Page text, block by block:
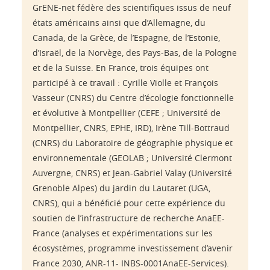
GrENE-net fédère des scientifiques issus de neuf
états américains ainsi que d’Allemagne, du
Canada, de la Grèce, de l’Espagne, de l’Estonie,
d’Israël, de la Norvège, des Pays-Bas, de la Pologne
et de la Suisse. En France, trois équipes ont
participé à ce travail : Cyrille Violle et François
Vasseur (CNRS) du Centre d’écologie fonctionnelle
et évolutive à Montpellier (CEFE ; Université de
Montpellier, CNRS, EPHE, IRD), Irène Till-Bottraud
(CNRS) du Laboratoire de géographie physique et
environnementale (GEOLAB ; Université Clermont
Auvergne, CNRS) et Jean-Gabriel Valay (Université
Grenoble Alpes) du jardin du Lautaret (UGA,
CNRS), qui a bénéficié pour cette expérience du
soutien de l’infrastructure de recherche AnaEE-
France (analyses et expérimentations sur les
écosystèmes, programme investissement d’avenir
France 2030, ANR-11- INBS-0001AnaEE-Services).